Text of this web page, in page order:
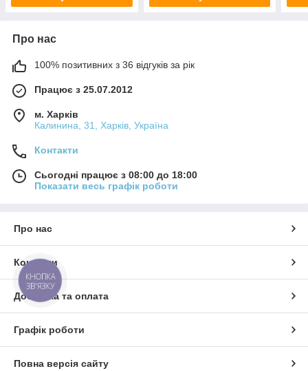
Про нас
100% позитивних з 36 відгуків за рік
Працює з 25.07.2012
м. Харків
Калинина, 31, Харків, Україна
Контакти
Сьогодні працює з 08:00 до 18:00
Показати весь графік роботи
Про нас
Контакти
Доставка та оплата
Графік роботи
Повна версія сайту
КНОПКА
ЗВ'ЯЗКУ